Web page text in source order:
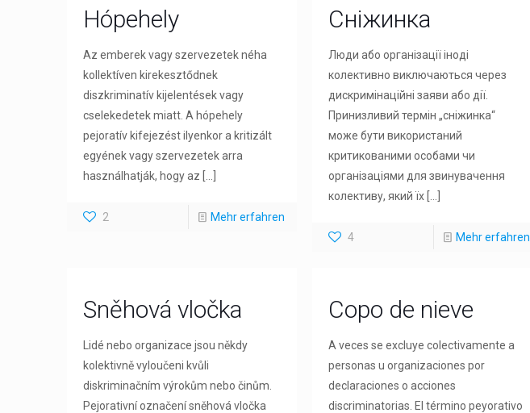
Hópehely
Az emberek vagy szervezetek néha
kollektíven kirekesztődnek
diszkriminatív kijelentések vagy
cselekedetek miatt. A hópehely
pejoratív kifejezést ilyenkor a kritizált
egyének vagy szervezetek arra
használhatják, hogy az
2 Mehr erfahren
Сніжинка
Люди або організації іноді
колективно виключаються через
дискримінаційні заяви або дії.
Принизливий термін „сніжинка“
може бути використаний
критикованими особами чи
організаціями для звинувачення
колективу, який їх[…]
4 Mehr erfahren
Sněhová vločka
Lidé nebo organizace jsou někdy
kolektivně vyloučeni kvůli
diskriminačním výrokům nebo činům.
Pejorativní označení sněhová vločka
Copo de nieve
A veces se excluye colectivamente a
personas u organizaciones por
declaraciones o acciones
discriminatorias. El término peyorativo